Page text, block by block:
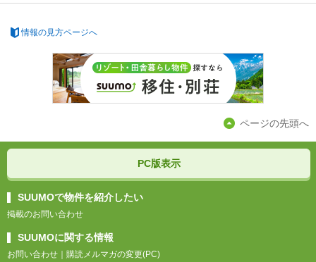
情報の見方ページへ
ページの先頭へ
PC版表示
SUUMOで物件を紹介したい
掲載のお問い合わせ
SUUMOに関する情報
お問い合わせ ｜ 購読メルマガの変更(PC)